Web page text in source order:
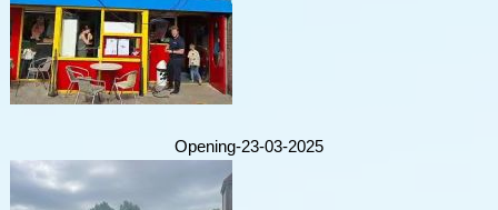
Opening-23-03-2025